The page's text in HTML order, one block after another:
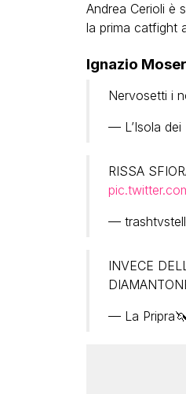
Andrea Cerioli è
la prima catfight
Ignazio
Nervosetti i
— L’Isola dei
RISSA
—
INVECE
— La